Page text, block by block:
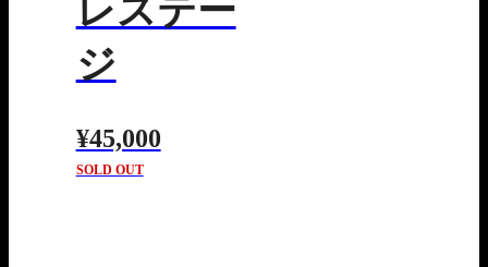
レステー
ジ
¥45,000
SOLD OUT